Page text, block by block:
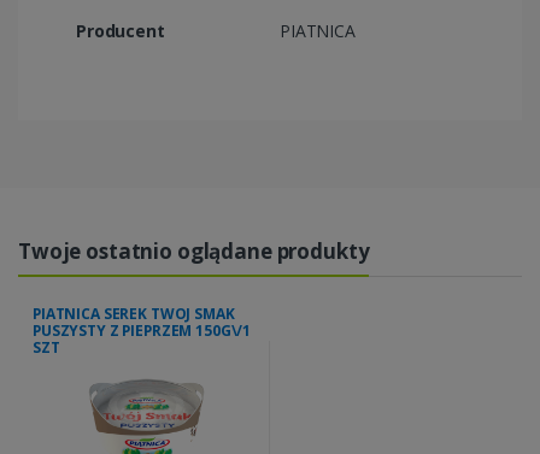
Producent PIATNICA
Twoje ostatnio oglądane produkty
PIATNICA SEREK TWOJ SMAK
PUSZYSTY Z PIEPRZEM 150G\/1
SZT